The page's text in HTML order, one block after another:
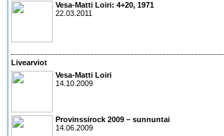
Vesa-Matti Loiri: 4+20, 1971
22.03.2011
Livearviot
Vesa-Matti Loiri
14.10.2009
Provinssirock 2009 – sunnuntai
14.06.2009